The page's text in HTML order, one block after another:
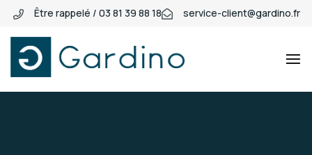
Être rappelé / 03 81 39 88 18 service-client@gardino.fr
Gardino
Gardino